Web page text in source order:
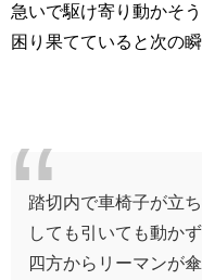
急いで駆け寄り動かそ
困り果てていると次の瞬
踏切内で車椅子が立
しても引いても動か
四方からリーマンが